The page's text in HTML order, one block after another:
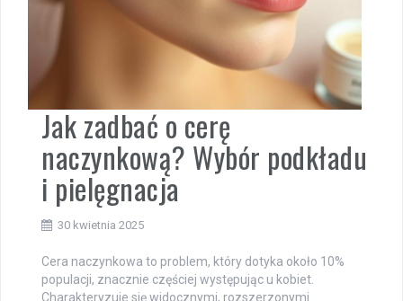
Jak zadbać o cerę
naczynkową? Wybór podkładu
i pielęgnacja
30 kwietnia 2025
Cera naczynkowa to problem, który dotyka około 10%
populacji, znacznie częściej występując u kobiet.
Charakteryzuje się widocznymi, rozszerzonymi